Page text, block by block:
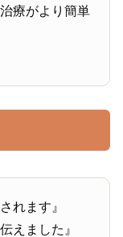
療がより簡単
れます』
えました』